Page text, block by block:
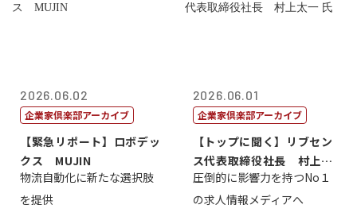
2026.06.02
企業家倶楽部アーカイブ
【緊急リポート】ロボデッ
クス MUJIN
物流自動化に新たな選択肢
を提供
2026.06.01
企業家倶楽部アーカイブ
【トップに聞く】リブセン
ス代表取締役社長 村上太
一 氏
圧倒的に影響力を持つNo１
の求人情報メディアへ